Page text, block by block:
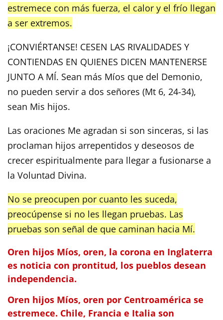
estremece con más fuerza, el calor y el frío llegan
a ser extremos.
¡CONVIÉRTANSE! CESEN LAS RIVALIDADES Y
CONTIENDAS EN QUIENES DICEN MANTENERSE
JUNTO A MÍ. Sean más Míos que del Demonio,
no pueden servir a dos señores (Mt 6, 24-34),
sean Mis hijos.
Las oraciones Me agradan si son sinceras, si las
proclaman hijos arrepentidos y deseosos de
crecer espiritualmente para llegar a fusionarse a
la Voluntad Divina.
No se preocupen por cuanto les suceda,
preocúpense si no les llegan pruebas. Las
pruebas son señal de que caminan hacia Mí.
Oren hijos Míos, oren, la corona en Inglaterra
es noticia con prontitud, los pueblos desean
independencia.
Oren hijos Míos, oren por Centroamérica se
estremece. Chile, Francia e Italia son